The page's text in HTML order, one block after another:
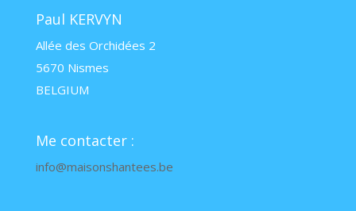
Paul KERVYN
Allée des Orchidées 2
5670 Nismes
BELGIUM
Me contacter :
info@maisonshantees.be